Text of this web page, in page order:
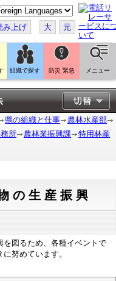
み上げ 大 元
組織で探す 防災 緊急 メニュー
県の組織と仕事
農林水産部
所
農林業振興課
特用林産
の生産振興
を図るため、各種イベントで
努めています。